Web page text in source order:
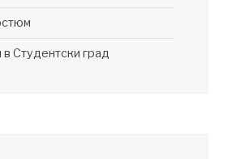
Студентски град